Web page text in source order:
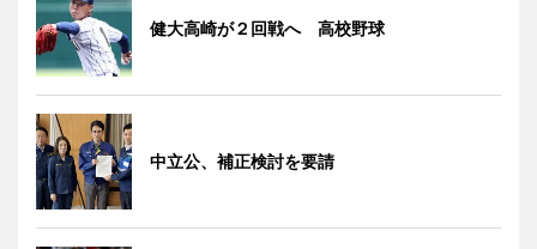
健大高崎が２回戦へ 高校野球
中立公、補正検討を要請